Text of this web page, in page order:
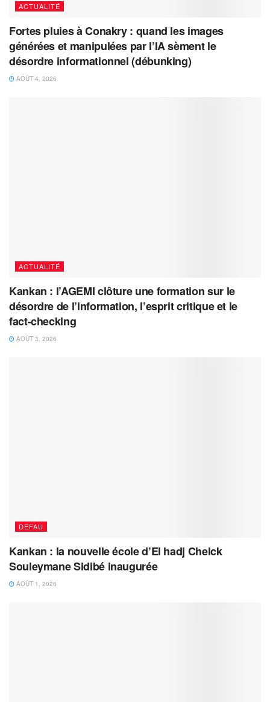
ACTUALITÉ
Fortes pluies à Conakry : quand les images
générées et manipulées par l’IA sèment le
désordre informationnel (débunking)
AOÛT 4, 2026
ACTUALITÉ
Kankan : l’AGEMI clôture une formation sur le
désordre de l’information, l’esprit critique et le
fact-checking
AOÛT 3, 2026
DEFAU
Kankan : la nouvelle école d’El hadj Cheick
Souleymane Sidibé inaugurée
AOÛT 1, 2026